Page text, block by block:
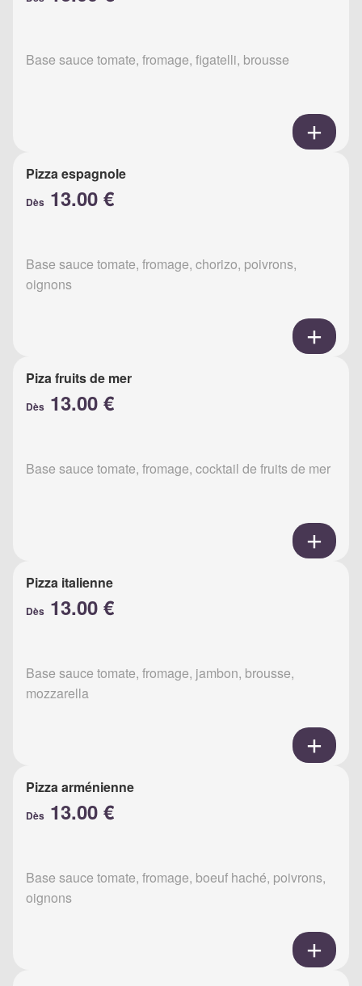
Base sauce tomate, fromage, figatelli, brousse
Pizza espagnole
Dès 13.00 €
Base sauce tomate, fromage, chorizo, poivrons,
oignons
Piza fruits de mer
Dès 13.00 €
Base sauce tomate, fromage, cocktail de fruits de mer
Pizza italienne
Dès 13.00 €
Base sauce tomate, fromage, jambon, brousse,
mozzarella
Pizza arménienne
Dès 13.00 €
Base sauce tomate, fromage, boeuf haché, poivrons,
oignons